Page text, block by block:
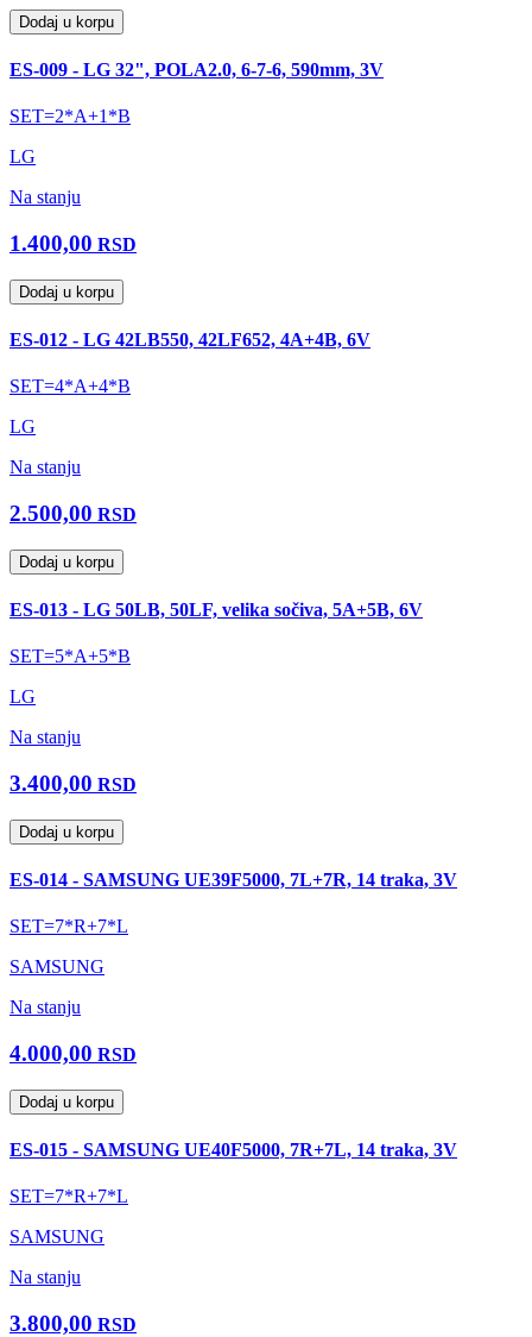
Dodaj u korpu
ES-009 - LG 32", POLA2.0, 6-7-6, 590mm, 3V
SET=2*A+1*B
LG
Na stanju
1.400,00 RSD
Dodaj u korpu
ES-012 - LG 42LB550, 42LF652, 4A+4B, 6V
SET=4*A+4*B
LG
Na stanju
2.500,00 RSD
Dodaj u korpu
ES-013 - LG 50LB, 50LF, velika sočiva, 5A+5B, 6V
SET=5*A+5*B
LG
Na stanju
3.400,00 RSD
Dodaj u korpu
ES-014 - SAMSUNG UE39F5000, 7L+7R, 14 traka, 3V
SET=7*R+7*L
SAMSUNG
Na stanju
4.000,00 RSD
Dodaj u korpu
ES-015 - SAMSUNG UE40F5000, 7R+7L, 14 traka, 3V
SET=7*R+7*L
SAMSUNG
Na stanju
3.800,00 RSD